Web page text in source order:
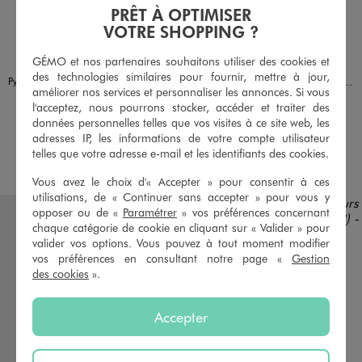
Disponible en 1 coloris
ROSE
LILO & STITCH
Pyjama avec motifs Stitch fille - Disney
17,99 €
AJOUTERAU PANIER
Disponible en 1 coloris
BLANC STANDARD
Pyjama bicolore avec inscription Cherry Coke fille - Coca Cola
14,99 €
5/5 de moyenne
(25 avis)
AJOUTERAU PANIER
PRÊT À OPTIMISER
VOTRE SHOPPING ?
GÉMO et nos partenaires souhaitons utiliser des cookies et
des technologies similaires pour fournir, mettre à jour,
améliorer nos services et personnaliser les annonces. Si vous
l'acceptez, nous pourrons stocker, accéder et traiter des
données personnelles telles que vos visites à ce site web, les
adresses IP, les informations de votre compte utilisateur
telles que votre adresse e-mail et les identifiants des cookies.
Vous avez le choix d'« Accepter » pour consentir à ces
utilisations, de « Continuer sans accepter » pour vous y
opposer ou de « Paramétrer » vos préférences concernant
chaque catégorie de cookie en cliquant sur « Valider » pour
valider vos options. Vous pouvez à tout moment modifier
vos préférences en consultant notre page « Gestion
des cookies ».
Accepter